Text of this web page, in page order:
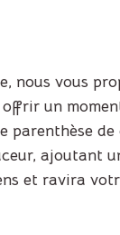
nous vous
un
ajoutant
et ravira